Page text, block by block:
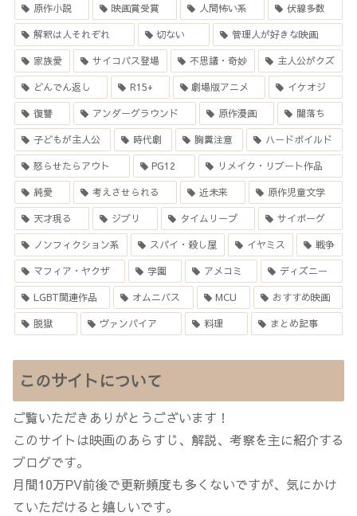
原作小説 映画賞受賞 人間怖い系 伏線多数
解釈は人それぞれ 切ない 管理人が好きな映画
家族愛 サイコパス登場 不思議・奇妙 主人公がクズ
どんでん返し R15+ 劇場版アニメ イケオジ
復讐 アンダーグラウンド 原作漫画 闇落ち
子どもが主人公 時代劇 胸糞注意 ハードボイルド
怒らせたらアウト PG12 リメイク・リブート作品
純愛 考えさせられる 近未来 原作児童文学
天才現る ジブリ タイムリープ サイボーグ
ノンフィクション系 スパイ・殺し屋 イヤミス 戦争
マフィア・ヤクザ 学園 アメコミ ディズニー
LGBT関連作品 オムニバス MCU おすすめ映画
脱獄 ヴァンパイア 料理 まとめ記事
このサイトについて
ご覧いただきありがとうございます！
このサイトは映画のあらすじ、解説、考察を主に紹介する
ブログです。
月間10万PV前後で更新頻度も多くないですが、気にかけ
ていただけると嬉しいです。